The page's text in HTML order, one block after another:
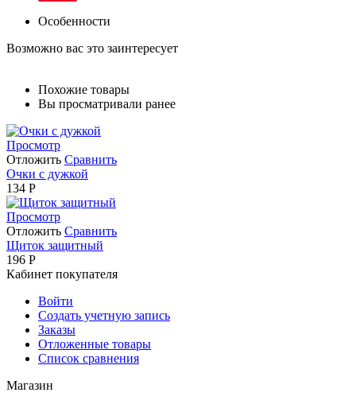
Особенности
Возможно вас это заинтересует
Похожие товары
Вы просматривали ранее
Просмотр
Отложить Сравнить
Очки с дужкой
134 Р
Просмотр
Отложить Сравнить
Щиток защитный
196 Р
Кабинет покупателя
Войти
Создать учетную запись
Заказы
Отложенные товары
Список сравнения
Магазин